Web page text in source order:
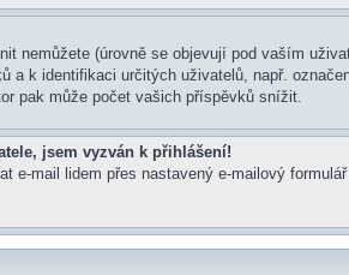
nemůžete (úrovně se objevují pod vaším
a k identifikaci určitých uživatelů, např.
pak může počet vašich příspěvků snížit.
jsem vyzván k přihlášení!
e-mail lidem přes nastavený e-mailový